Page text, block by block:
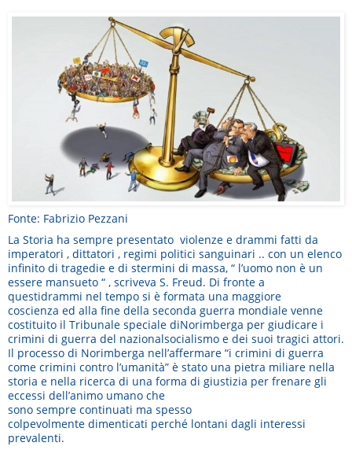
Fonte: Fabrizio Pezzani
La Storia ha sempre presentato violenze e drammi fatti da
imperatori , dittatori , regimi politici sanguinari .. con un elenco
infinito di tragedie e di stermini di massa, “ l’uomo non è un
essere mansueto “ , scriveva S. Freud. Di fronte a
questidrammi nel tempo si è formata una maggiore
coscienza ed alla fine della seconda guerra mondiale venne
costituito il Tribunale speciale diNorimberga per giudicare i
crimini di guerra del nazionalsocialismo e dei suoi tragici attori.
Il processo di Norimberga nell’affermare “i crimini di guerra
come crimini contro l’umanità” è stato una pietra miliare nella
storia e nella ricerca di una forma di giustizia per frenare gli
eccessi dell’animo umano che
sono sempre continuati ma spesso
colpevolmente dimenticati perché lontani dagli interessi
prevalenti.